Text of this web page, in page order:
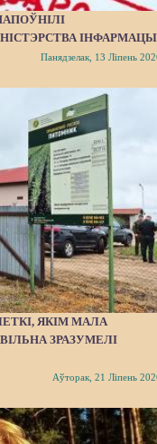
Панядзелак, 13 Ліпень
ЯКІМ МАЛА
ЗРАЗУМЕЛІ
Аўторак, 21 Ліпень